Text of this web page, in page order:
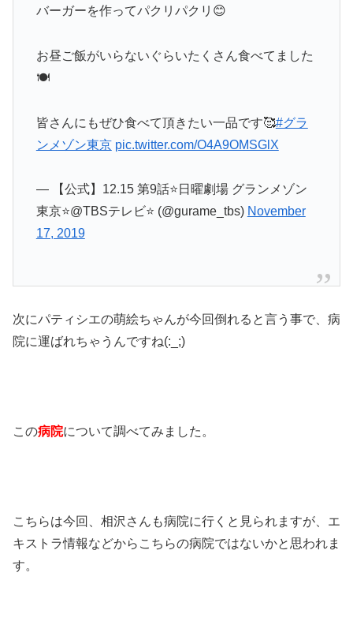
バーガーを作ってパクリパクリ😊
お昼ご飯がいらないぐらいたくさん食べてました
🍽
皆さんにもぜひ食べて頂きたい一品です🥰#グラ
ンメゾン東京 pic.twitter.com/O4A9OMSGlX
— 【公式】12.15 第9話⭐️日曜劇場 グランメゾン
東京⭐️@TBSテレビ⭐️ (@gurame_tbs) November
17, 2019
次にパティシエの萌絵ちゃんが今回倒れると言う事で、病
院に運ばれちゃうんですね(:_;)
この病院について調べてみました。
こちらは今回、相沢さんも病院に行くと見られますが、エ
キストラ情報などからこちらの病院ではないかと思われま
す。